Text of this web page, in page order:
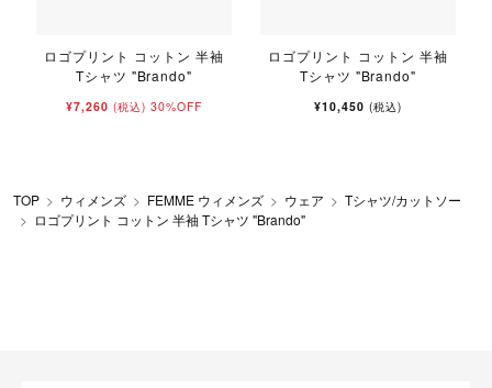
ロゴプリント コットン 半袖
Tシャツ "Brando"
¥7,260 (税込) 30%OFF
ロゴプリント コットン 半袖
Tシャツ "Brando"
¥10,450 (税込)
TOP ウィメンズ FEMME ウィメンズ ウェア
Tシャツ/カットソー
ロゴプリント コットン 半袖 Tシャツ "Brando"